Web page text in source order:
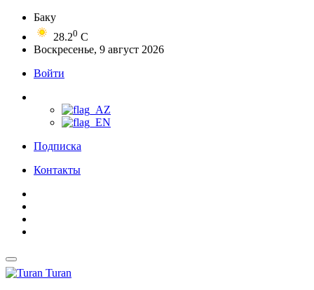
Баку
28.20 C
Воскресенье, 9 август 2026
Войти
Подписка
Контакты
Turan